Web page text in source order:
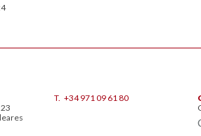
T. +34 971 09 61 80